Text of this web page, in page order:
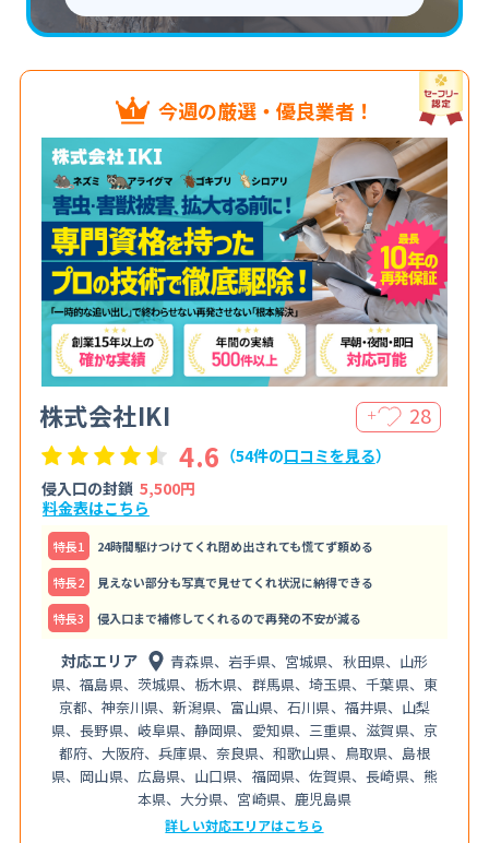
今週の厳選・優良業者！
株式会社IKI ＋ 28
4.6 （54件の口コミを見る）
侵入口の封鎖 5,500円
料金表はこちら
特⻑1 24時間駆けつけてくれ閉め出されても慌てず頼める
特⻑2 見えない部分も写真で見せてくれ状況に納得できる
特⻑3 侵入口まで補修してくれるので再発の不安が減る
対応エリア
青森県、岩手県、宮城県、秋田県、山形
県、福島県、茨城県、栃木県、群馬県、埼玉県、千葉県、東
京都、神奈川県、新潟県、富山県、石川県、福井県、山梨
県、長野県、岐阜県、静岡県、愛知県、三重県、滋賀県、京
都府、大阪府、兵庫県、奈良県、和歌山県、鳥取県、島根
県、岡山県、広島県、山口県、福岡県、佐賀県、長崎県、熊
本県、大分県、宮崎県、鹿児島県
詳しい対応エリアはこちら